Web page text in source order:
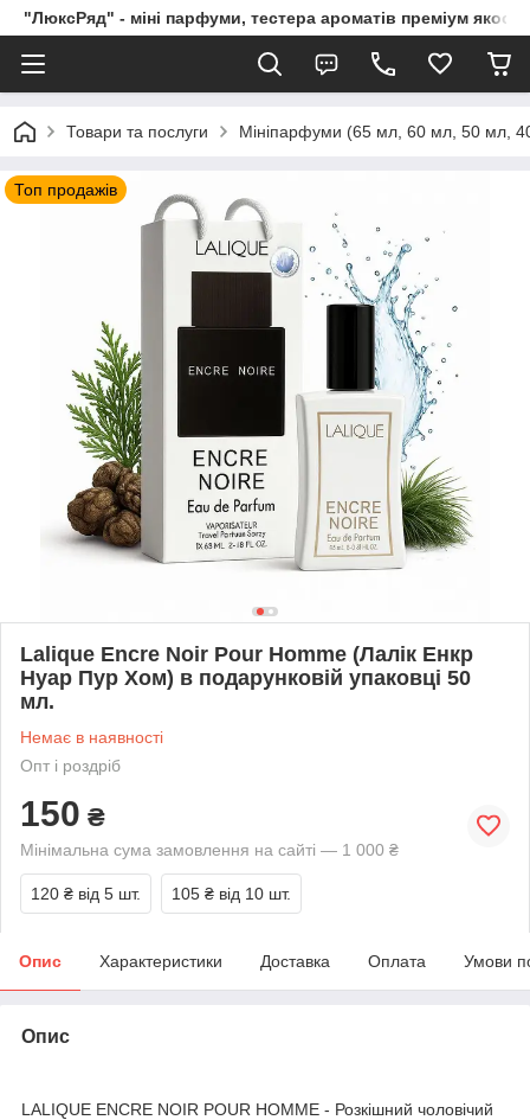
"ЛюксРяд" - міні парфуми, тестера ароматів преміум
Товари та послуги Мініпарфуми (65 мл, 60 мл, 50 мл,
Топ продажів
Lalique Encre Noir Pour Homme (Лалік Енкр
Нуар Пур Хом) в подарунковій упаковці 50
мл.
Немає в наявності
Опт і роздріб
150 ₴
Мінімальна сума замовлення на сайті — 1 000 ₴
120 ₴ від 5 шт. 105 ₴ від 10 шт.
Опис Характеристики Доставка Оплата Умови
Опис
LALIQUE ENCRE NOIR POUR HOMME - Розкішний чоловічий